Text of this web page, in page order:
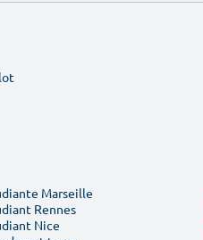
Marseille
Rennes
Nice